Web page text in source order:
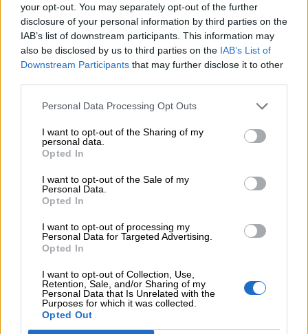
your opt-out. You may separately opt-out of the further
disclosure of your personal information by third parties on the
IAB’s list of downstream participants. This information may
also be disclosed by us to third parties on the IAB’s List of
Downstream Participants that may further disclose it to other
Personal Data Processing Opt Outs
I want to opt-out of the Sharing of my
personal data.
Opted In
I want to opt-out of the Sale of my
Personal Data.
Opted In
I want to opt-out of processing my
Personal Data for Targeted Advertising.
Opted In
I want to opt-out of Collection, Use,
Retention, Sale, and/or Sharing of my
Personal Data that Is Unrelated with the
Purposes for which it was collected.
Opted Out
Όταν η επόμενη μέρα είναι στάχτη, τι θα πει ο Ασφαλιστικός
Διαμεσολαβητής στον πελάτη κλάδου υγείας;
Kavita Patel - PhARMA Innovation Forum: Ένα στα πέντε
καινοτόμα φάρμακα φτάνει τελικά στην Ελλάδα
Μείωση ασφαλιστικών εισφορών ύψους 240 εκατ. ευρώ
ζητούν οι έμποροι από την Κυβέρνηση
Ευρώπη: Μπορεί η κλιματική αλλαγή να οδηγήσει σε
ενεργειακή κρίση;
Στέλιος Λιανός – INTERAMERICAN / Αθηναϊκή Γενική Κλινική
Η γαλλική «ψήφος» στο «καλώδιο» και τα συμφέροντα, οι
ελληνικές τράπεζες «πρωταθλήτριες» στα δάνεια, νέο deal
Βαρδινογιάννη- Εξάρχου και ο διπλασιασμός των κερδών της